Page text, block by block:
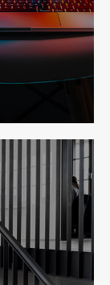
先写清
字段